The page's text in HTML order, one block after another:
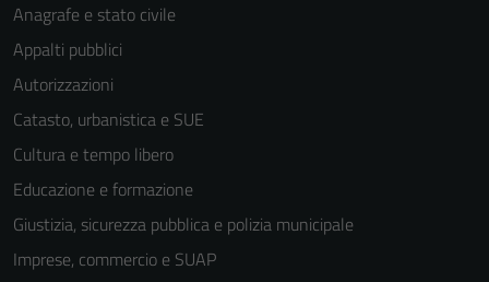
Anagrafe e stato civile
Appalti pubblici
Autorizzazioni
Catasto, urbanistica e SUE
Cultura e tempo libero
Educazione e formazione
Giustizia, sicurezza pubblica e polizia municipale
Imprese, commercio e SUAP